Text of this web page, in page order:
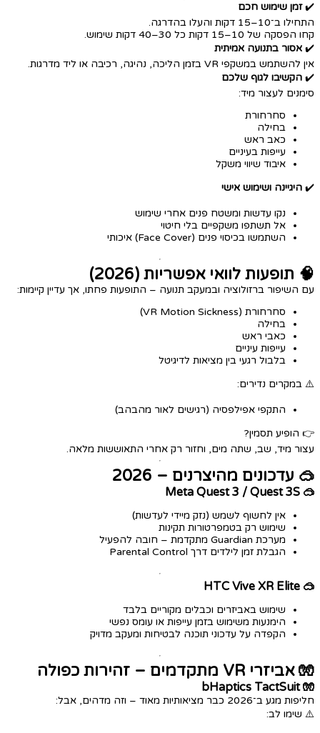
✔️זמן שימוש חכם
התחילו ב־10–15 דקות והעלו בהדרגה.
קחו הפסקה של 10–15 דקות כל 30–40 דקות שימוש.
✔️ אסור בתנועה אמיתית
אין להשתמש במשקפי VR בזמן הליכה, נהיגה, רכיבה או ליד מדרגות.
✔️ הקשיבו לגוף שלכם
סימנים לעצור מיד:
סחרחורת
בחילה
כאב ראש
עייפות בעיניים
איבוד שיווי משקל
✔️ היגיינה ושימוש אישי
נקו עדשות ומשטח פנים אחרי שימוש
אל תשתפו משקפיים בלי חיטוי
השתמשו בכיסוי פנים (Face Cover) איכותי
🧠 תופעות לוואי אפשריות (2026)
עם השיפור ברזולוציה ובמעקב תנועה – התופעות פחתו, אך עדיין קיימות:
סחרחורת (VR Motion Sickness)
בחילה
כאבי ראש
עייפות עיניים
בלבול רגעי בין מציאות לדיגיטל
⚠️ במקרים נדירים:
התקפי אפילפסיה (רגישים לאור מהבהב)
👉 הופיע תסמין?
עצור מיד, שב, שתה מים, וחזור רק אחרי התאוששות מלאה.
🥽 עדכונים מהיצרנים – 2026
🥽 Meta Quest 3 / Quest 3S
אין לחשוף לשמש (נזק מיידי לעדשות)
שימוש רק בטמפרטורות תקינות
מערכת Guardian מתקדמת – חובה להפעיל
הגבלת זמן לילדים דרך Parental Control
🥽 HTC Vive XR Elite
שימוש באביזרים וכבלים מקוריים בלבד
הימנעות משימוש בזמן עייפות או עומס נפשי
הקפדה על עדכוני תוכנה לבטיחות ומעקב מדויק
🧤 אביזרי VR מתקדמים – זהירות כפולה
🧤 bHaptics TactSuit
חליפות מגע ב־2026 כבר מציאותיות מאוד – וזה מדהים, אבל:
⚠️ שימו לב: